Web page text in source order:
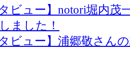
ビュー】notori堀内茂
ました！
ビュー】浦郷敬さん